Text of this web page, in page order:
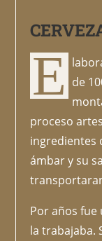
E de
proceso
ingredientes
ámbar y su
Por años fue
la trabajaba.